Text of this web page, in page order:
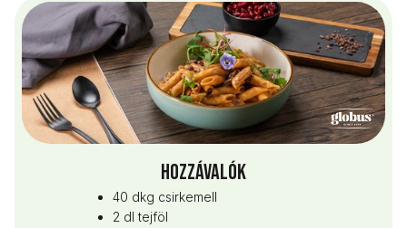
Hozzávalók
40 dkg csirkemell
2 dl tejföl